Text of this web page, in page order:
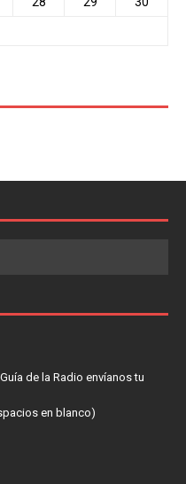
de la Radio envíanos tu
en blanco)